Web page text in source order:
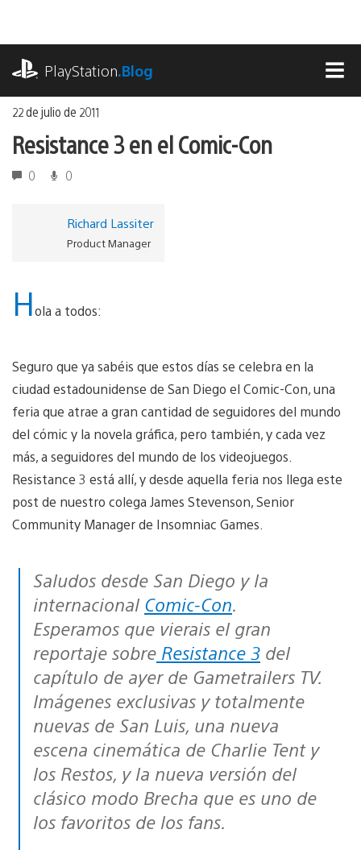
contenido
PlayStation.Blog
22 de julio de 2011
Resistance 3 en el Comic-Con
0 0
Richard Lassiter
Product Manager
Hola a todos:
Seguro que ya sabéis que estos días se celebra en la
ciudad estadounidense de San Diego el Comic-Con, una
feria que atrae a gran cantidad de seguidores del mundo
del cómic y la novela gráfica, pero también, y cada vez
más, a seguidores del mundo de los videojuegos.
Resistance 3 está allí, y desde aquella feria nos llega este
post de nuestro colega James Stevenson, Senior
Community Manager de Insomniac Games.
Saludos desde San Diego y la
internacional Comic-Con.
Esperamos que vierais el gran
reportaje sobre Resistance 3 del
capítulo de ayer de Gametrailers TV.
Imágenes exclusivas y totalmente
nuevas de San Luis, una nueva
escena cinemática de Charlie Tent y
los Restos, y la nueva versión del
clásico modo Brecha que es uno de
los favoritos de los fans.